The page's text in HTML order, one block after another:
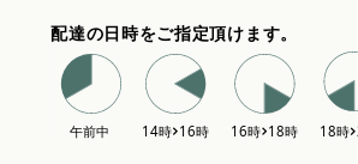
配達の日時をご指定頂けます。